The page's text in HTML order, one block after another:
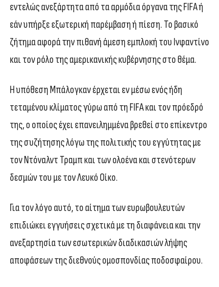
εντελώς ανεξάρτητα από τα αρμόδια όργανα της FIFA ή
εάν υπήρξε εξωτερική παρέμβαση ή πίεση. Το βασικό
ζήτημα αφορά την πιθανή άμεση εμπλοκή του Ινφαντίνο
και τον ρόλο της αμερικανικής κυβέρνησης στο θέμα.
Η υπόθεση Μπάλογκαν έρχεται εν μέσω ενός ήδη
τεταμένου κλίματος γύρω από τη FIFA και τον πρόεδρό
της, ο οποίος έχει επανειλημμένα βρεθεί στο επίκεντρο
της συζήτησης λόγω της πολιτικής του εγγύτητας με
τον Ντόναλντ Τραμπ και των ολοένα και στενότερων
δεσμών του με τον Λευκό Οίκο.
Για τον λόγο αυτό, το αίτημα των ευρωβουλευτών
επιδιώκει εγγυήσεις σχετικά με τη διαφάνεια και την
ανεξαρτησία των εσωτερικών διαδικασιών λήψης
αποφάσεων της διεθνούς ομοσπονδίας ποδοσφαίρου.